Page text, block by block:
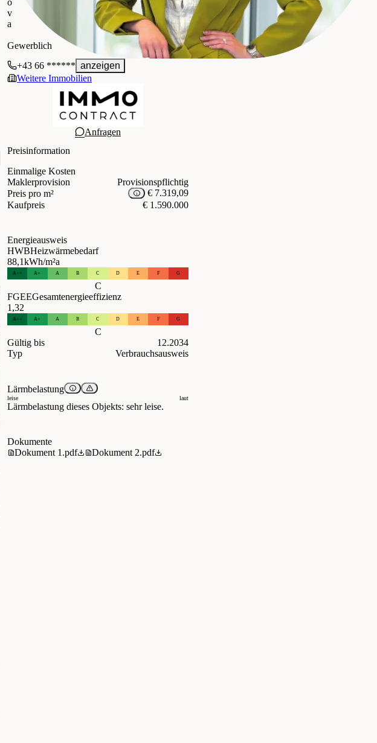
Energieausweis
HWBHeizwärmebedarf
88,1kWh/m²a
A++ A+ A B C D E F G
C
FGEEGesamtenergieeffizienz
1,32
A++ A+ A B C D E F G
C
Gültig bis
12.2034
Typ
Verbrauchsausweis
Lärmbelastung
leise laut
Lärmbelastung dieses Objekts: sehr leise.
Preisinformation
Einmalige Kosten
Maklerprovision
Provisionspflichtig
Preis pro m²
€ 7.319,09
Kaufpreis
€ 1.590.000
Dokumente
Dokument 1.pdf
Dokument 2.pdf
v
a
IMMOcontract Immobilien Vermittlung GmbH
Gewerblich
+43 66 ****** anzeigen
Weitere Immobilien
Anfragen